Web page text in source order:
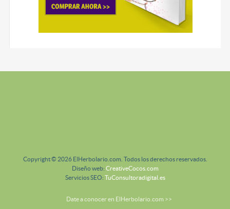
Copyright © 2026 ElHerbolario.com. Todos los derechos reservados.
Diseño web: CreativeCocos.com
Servicios SEO: TuConsultoradigital.es
Date a conocer en ElHerbolario.com >>